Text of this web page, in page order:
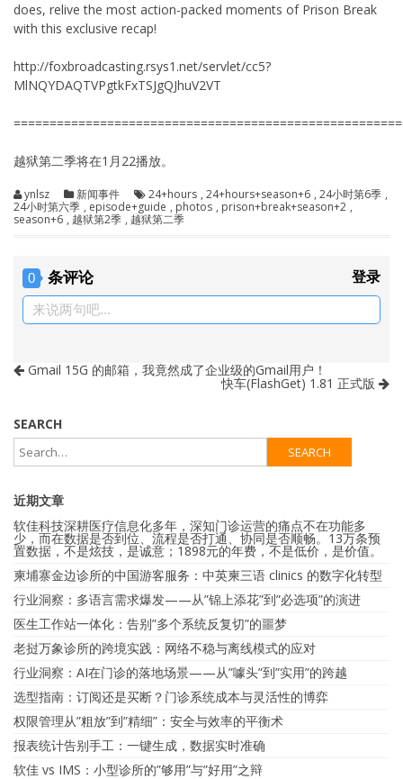
does, relive the most action-packed moments of Prison Break
with this exclusive recap!
http://foxbroadcasting.rsys1.net/servlet/cc5?
MlNQYDAQTVPgtkFxTSJgQJhuV2VT
越狱第二季将在1月22播放。
ynlsz 新闻事件 24+hours , 24+hours+season+6 , 24小时第6季 ,
24小时第六季 , episode+guide , photos , prison+break+season+2 ,
season+6 , 越狱第2季 , 越狱第二季
0 条评论 登录
来说两句吧...
Gmail 15G 的邮箱，我竟然成了企业级的Gmail用户！
快车(FlashGet) 1.81 正式版
SEARCH
近期文章
软佳科技深耕医疗信息化多年，深知门诊运营的痛点不在功能多
少，而在数据是否到位、流程是否打通、协同是否顺畅。13万条预
置数据，不是炫技，是诚意；1898元的年费，不是低价，是价值。
柬埔寨金边诊所的中国游客服务：中英柬三语 clinics 的数字化转型
行业洞察：多语言需求爆发——从”锦上添花”到”必选项”的演进
医生工作站一体化：告别”多个系统反复切”的噩梦
老挝万象诊所的跨境实践：网络不稳与离线模式的应对
行业洞察：AI在门诊的落地场景——从”噱头”到”实用”的跨越
选型指南：订阅还是买断？门诊系统成本与灵活性的博弈
权限管理从”粗放”到”精细”：安全与效率的平衡术
报表统计告别手工：一键生成，数据实时准确
软佳 vs IMS：小型诊所的”够用”与”好用”之辩